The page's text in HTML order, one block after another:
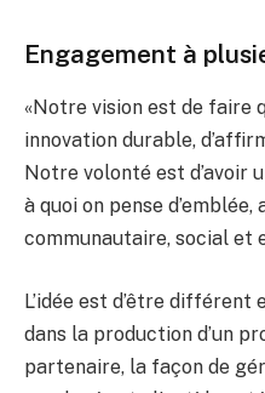
Engagement à
«Notre vision est de faire
innovation durable,
Notre volonté est d’avoir
à quoi on pense
communautaire, social et
L’idée est d’être
dans la production d’un
partenaire, la façon de